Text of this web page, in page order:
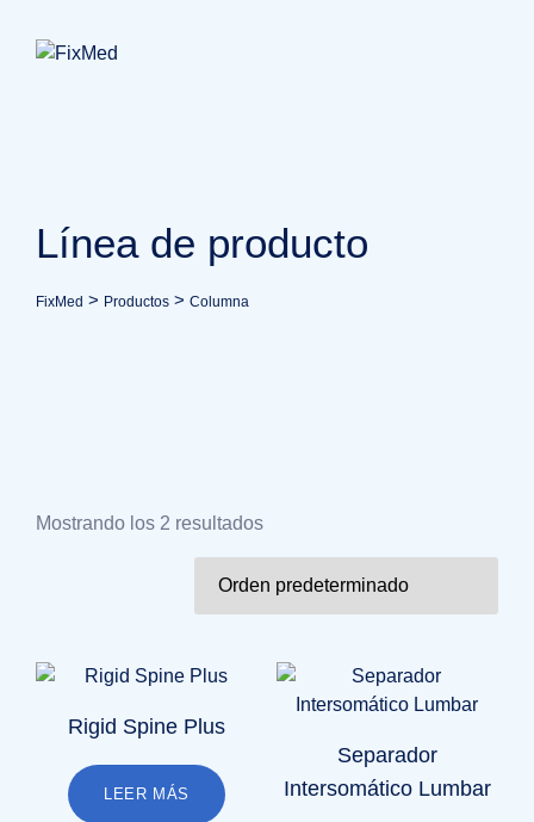
Línea de producto
FixMed > Productos > Columna
Mostrando los 2 resultados
Rigid Spine Plus
LEER MÁS
Separador
Intersomático Lumbar